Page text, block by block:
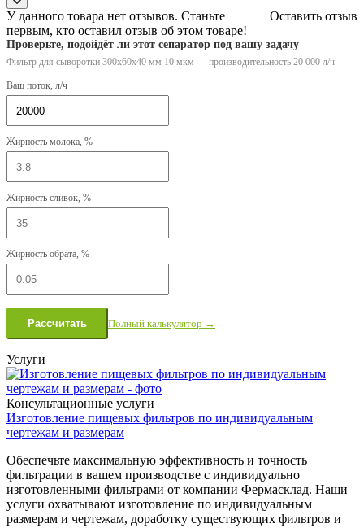
Оставить отзыв
У данного товара нет отзывов. Станьте
первым, кто оставил отзыв об этом товаре!
Проверьте, подойдёт ли этот сепаратор под вашу задачу
Фильтр для сыворотки 300x60x40 мм 10 мкм — производительность 20 000 л/ч
Ваш поток, л/ч
Жирность молока, %
Жирность сливок, %
Жирность обрата, %
Рассчитать Полный калькулятор →
Услуги
Консультационные услуги
Изготовление пищевых фильтров по индивидуальным
чертежам и размерам
Обеспечьте максимальную эффективность и точность
фильтрации в вашем производстве с индивидуально
изготовленными фильтрами от компании Фермасклад. Наши
услуги охватывают изготовление по индивидуальным
размерам и чертежам, доработку существующих фильтров и